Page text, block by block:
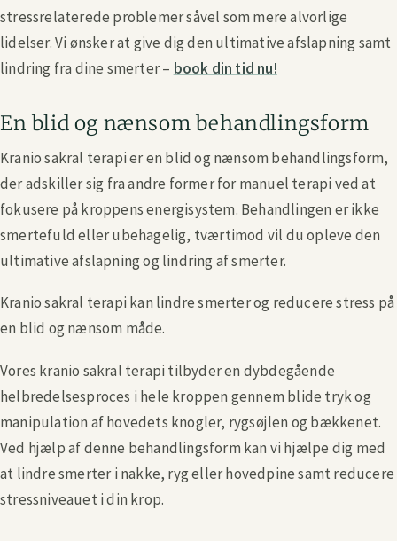
stressrelaterede problemer såvel som mere alvorlige
lidelser. Vi ønsker at give dig den ultimative afslapning samt
lindring fra dine smerter – book din tid nu!
En blid og nænsom behandlingsform
Kranio sakral terapi er en blid og nænsom behandlingsform,
der adskiller sig fra andre former for manuel terapi ved at
fokusere på kroppens energisystem. Behandlingen er ikke
smertefuld eller ubehagelig, tværtimod vil du opleve den
ultimative afslapning og lindring af smerter.
Kranio sakral terapi kan lindre smerter og reducere stress på
en blid og nænsom måde.
Vores kranio sakral terapi tilbyder en dybdegående
helbredelsesproces i hele kroppen gennem blide tryk og
manipulation af hovedets knogler, rygsøjlen og bækkenet.
Ved hjælp af denne behandlingsform kan vi hjælpe dig med
at lindre smerter i nakke, ryg eller hovedpine samt reducere
stressniveauet i din krop.